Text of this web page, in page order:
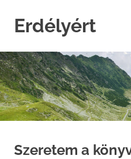
contentErdélyért
Szeretem a